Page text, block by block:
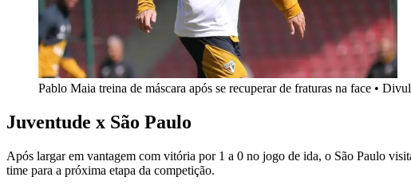
Pablo Maia treina de máscara após se recuperar de fraturas na face •
Juventude x São Paulo
Após largar em vantagem com vitória por 1 a 0 no jogo de ida, o São Paulo
time para a próxima etapa da competição.